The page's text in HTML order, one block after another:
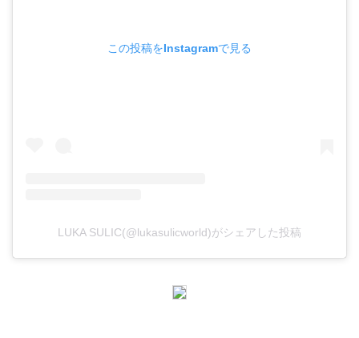
この投稿をInstagramで見る
LUKA SULIC(@lukasulicworld)がシェアした投稿